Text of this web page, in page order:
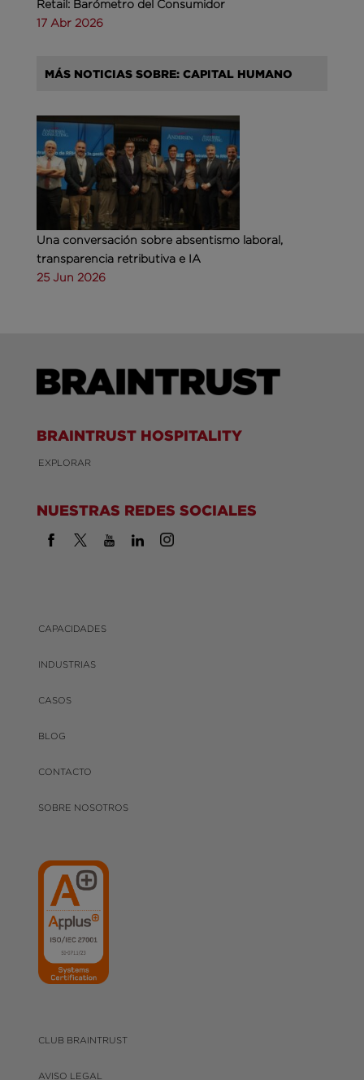
Retail: Barómetro del Consumidor
17 Abr 2026
MÁS NOTICIAS SOBRE: CAPITAL HUMANO
Una conversación sobre absentismo laboral,
transparencia retributiva e IA
25 Jun 2026
BRAINTRUST HOSPITALITY
EXPLORAR
NUESTRAS REDES SOCIALES
CAPACIDADES
INDUSTRIAS
CASOS
BLOG
CONTACTO
SOBRE NOSOTROS
CLUB BRAINTRUST
AVISO LEGAL